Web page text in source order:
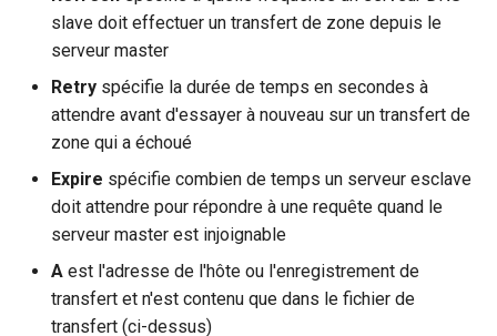
slave doit effectuer un transfert de zone depuis le
serveur master
Retry spécifie la durée de temps en secondes à
attendre avant d'essayer à nouveau sur un transfert de
zone qui a échoué
Expire spécifie combien de temps un serveur esclave
doit attendre pour répondre à une requête quand le
serveur master est injoignable
A est l'adresse de l'hôte ou l'enregistrement de
transfert et n'est contenu que dans le fichier de
transfert (ci-dessus)